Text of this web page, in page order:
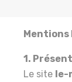
Mentions
1.
Le site le-